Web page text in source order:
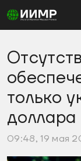
только
доллара
09:48, 19 мая